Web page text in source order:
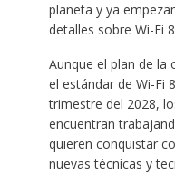
planeta y ya
detalles sobre Wi-Fi
Aunque el plan de la
el estándar de Wi-Fi
trimestre del 2028,
encuentran
quieren conquistar
nuevas técnicas y